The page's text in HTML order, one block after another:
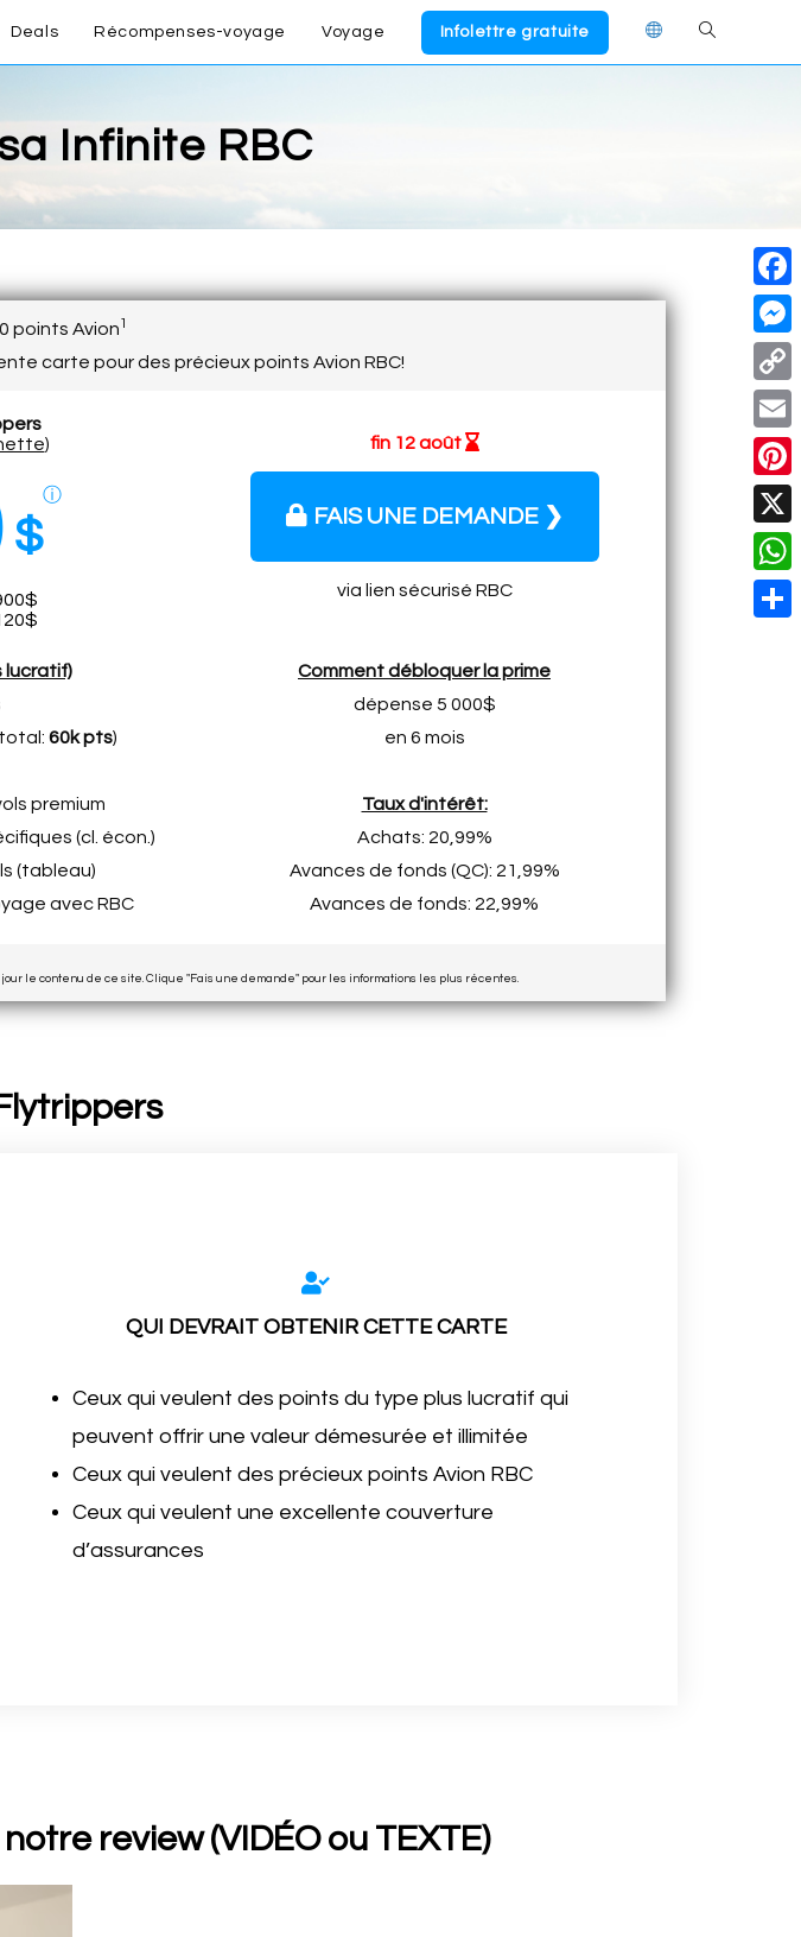
Deals Récompenses-voyage Voyage Infolettre gratuite
Infinite RBC
points Avion1
carte pour des précieux points Avion RBC!
) fin 12 août
FAIS UNE DEMANDE ❯
via lien sécurisé RBC
$
ⓘ
lucratif)
60k pts)
premium
(cl. écon.)
(tableau)
avec RBC
Comment débloquer la prime
dépense 5 000$
en 6 mois
Taux d'intérêt:
Achats: 20,99%
Avances de fonds (QC): 21,99%
Avances de fonds: 22,99%
le contenu de ce site. Clique "Fais une demande" pour les informations les plus récentes.
QUI DEVRAIT OBTENIR CETTE CARTE
Ceux qui veulent des points du type plus lucratif qui
peuvent offrir une valeur démesurée et illimitée
Ceux qui veulent des précieux points Avion RBC
Ceux qui veulent une excellente couverture
d’assurances
review (VIDÉO ou TEXTE)
F
a
c
e
b
o
o
k
M
e
s
s
e
n
g
e
C
o
p
y
L
i
E
m
a
P
i
n
X
W